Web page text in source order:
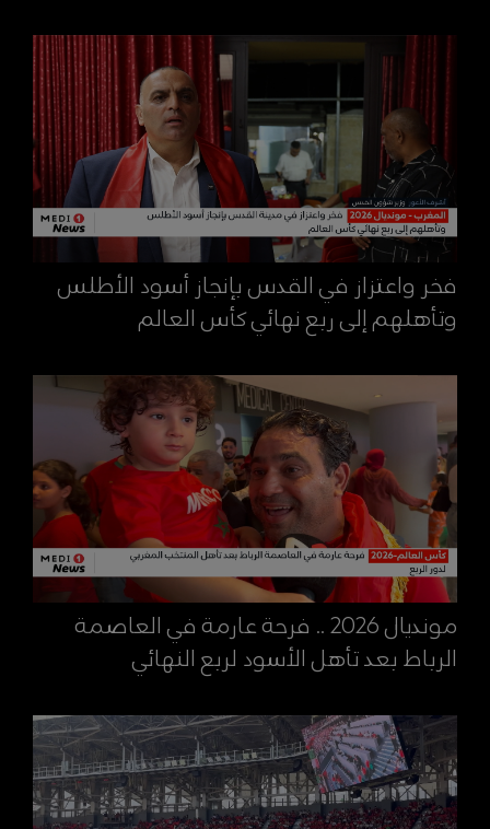
فخر واعتزاز في القدس بإنجاز أسود الأطلس
وتأهلهم إلى ربع نهائي كأس العالم
مونديال 2026 .. فرحة عارمة في العاصمة
الرباط بعد تأهل الأسود لربع النهائي